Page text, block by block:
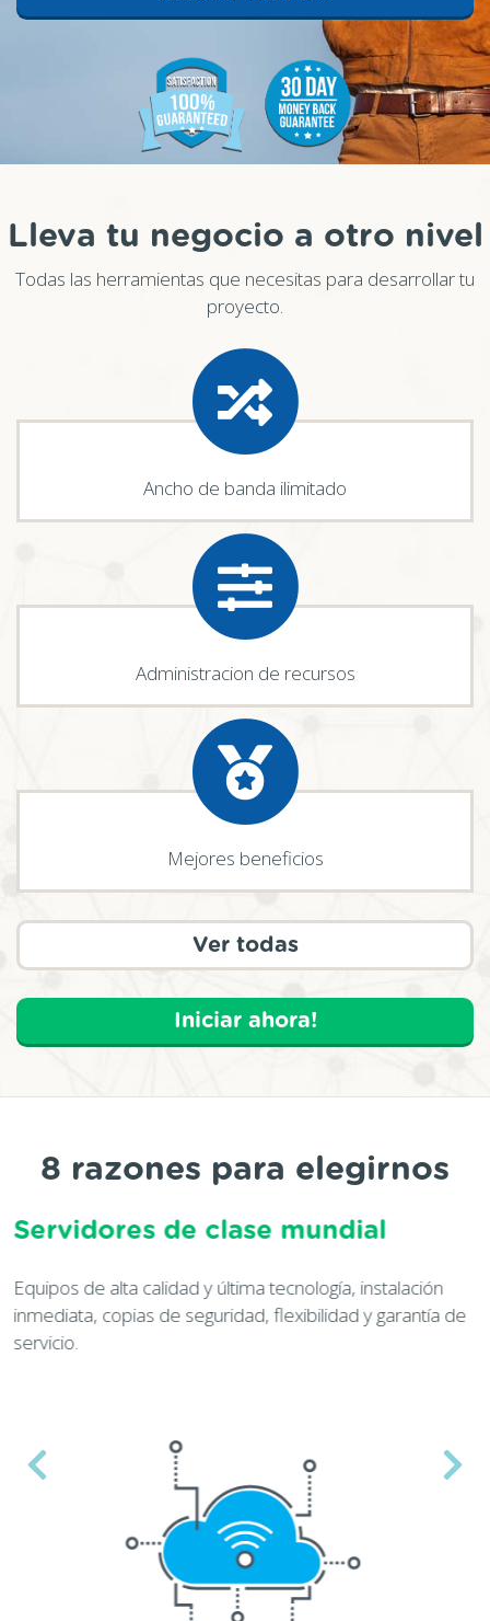
Lleva tu negocio a otro nivel
Todas las herramientas que necesitas para desarrollar tu
proyecto.
Ancho de banda ilimitado
Administracion de recursos
Mejores beneficios
Ver todas
Iniciar ahora!
8 razones para elegirnos
de
Una empresa en que puede
Con más de 15 años en el mercado. Nuestro